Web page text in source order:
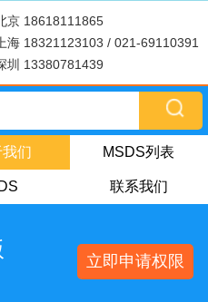
京 18618111865
上海 18321123103 / 021-69110391
圳 13380781439
们 MSDS列表
联系我们
立即申请权限